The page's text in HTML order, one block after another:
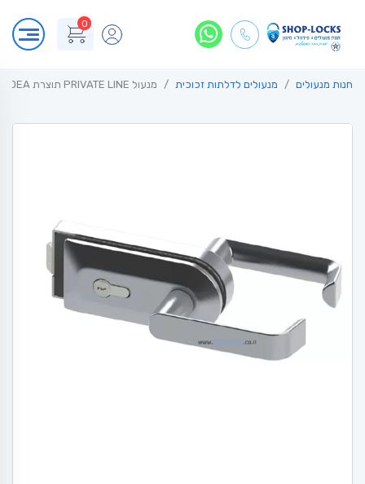
0
חנות מנעולים מנעולים לדלתות זכוכית מנעול PRIVATE LINE תוצרת MODEA סדרת פרימיום